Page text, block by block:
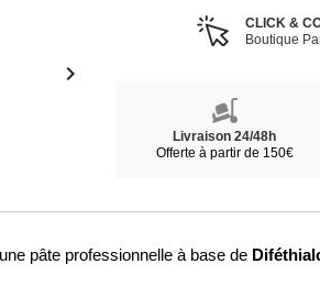

CLICK &
Boutique
Livraison 24/48h
Offerte à partir de 150€
une pâte professionnelle à base de